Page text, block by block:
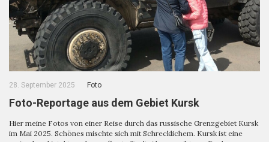
28. September 2025 Foto
Foto-Reportage aus dem Gebiet Kursk
Hier meine Fotos von einer Reise durch das russische Grenzgebiet Kursk
im Mai 2025. Schönes mischte sich mit Schrecklichem. Kursk ist eine